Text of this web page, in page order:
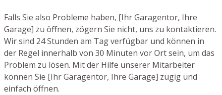
Falls Sie also Probleme haben, [Ihr Garagentor, Ihre
Garage] zu öffnen, zögern Sie nicht, uns zu kontaktieren.
Wir sind 24 Stunden am Tag verfügbar und können in
der Regel innerhalb von 30 Minuten vor Ort sein, um das
Problem zu lösen. Mit der Hilfe unserer Mitarbeiter
können Sie [Ihr Garagentor, Ihre Garage] zügig und
einfach öffnen.